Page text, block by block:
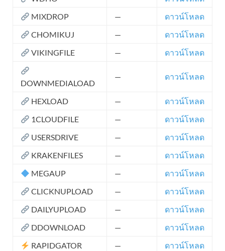
MIXDROP
—
ดาวน์โหลด
CHOMIKUJ
—
ดาวน์โหลด
VIKINGFILE
— ดาวน์โหลด
DOWNMEDIALOAD
— ดาวน์โหลด
HEXLOAD —
ดาวน์โหลด
1CLOUDFILE
—
ดาวน์โหลด
USERSDRIVE
—
ดาวน์โหลด
KRAKENFILES
—
ดาวน์โหลด
MEGAUP
—
ดาวน์โหลด
CLICKNUPLOAD
—
ดาวน์โหลด
DAILYUPLOAD
—
ดาวน์โหลด
DDOWNLOAD
—
ดาวน์โหลด
RAPIDGATOR
—
ดาวน์โหลด